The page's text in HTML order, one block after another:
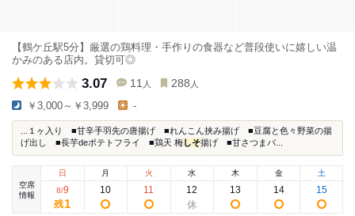
【鶴ケ丘駅5分】厳選の鶏料理・手作りの食器など普段使いに嬉しい温
かみのある店内。貸切可◎
3.07 11 人 288 人
￥3,000～￥3,999 -
...１ヶ入り ■甘辛手羽先の唐揚げ ■れんこん挟み揚げ ■豆腐と色々野菜の揚
げ出し ■長芋deポテトフライ ■鶏天 梅 しそ揚げ ■甘さつまバ...
空席
情報
日
8/9
残1
月
10
火
11
水
12
木
13
金
14
土
15